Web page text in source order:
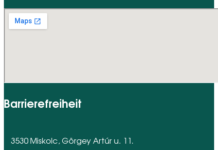
Barrierefreiheit
3530 Miskolc, Görgey Artúr u. 11.